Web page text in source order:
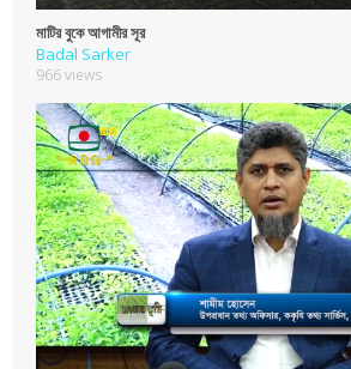
মাটির বুকে আগামীর সূর
Badal Sarker
966 views